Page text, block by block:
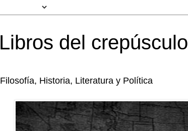
Libros del crepúsculo
Filosofía, Historia, Literatura y Política